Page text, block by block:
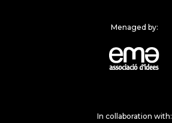
Menaged by:
In collaboration with: